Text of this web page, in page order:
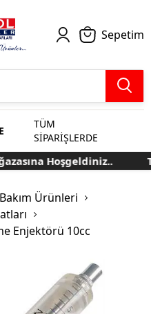
Sepetim
TÜM
SİPARİŞLERDE
Hoşgeldiniz..
Ürünleri
Enjektörü 10cc